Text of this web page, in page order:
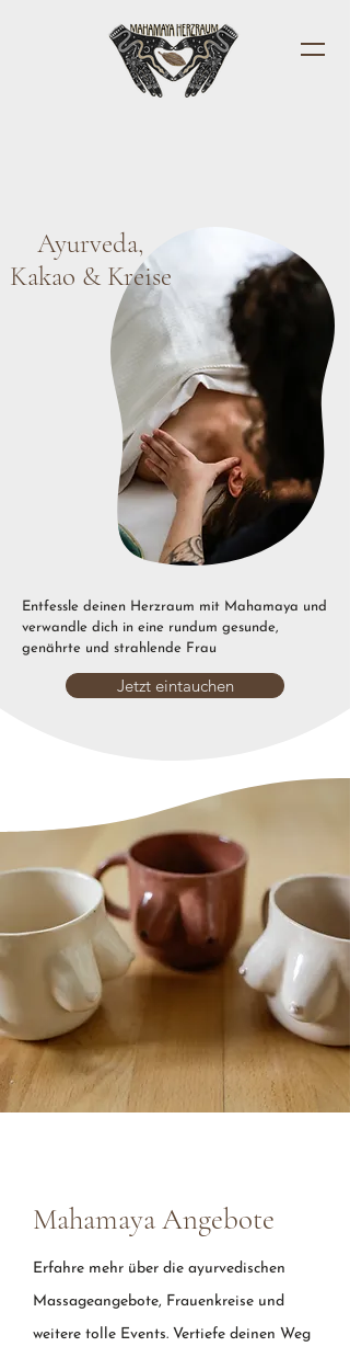
Ayurveda,
Kakao & Kreise
Entfessle deinen Herzraum mit Mahamaya und
verwandle dich in eine rundum gesunde,
genährte und strahlende Frau
Jetzt eintauchen
Mahamaya Angebote
Erfahre mehr über die ayurvedischen
Massageangebote, Frauenkreise und
weitere tolle Events. Vertiefe deinen Weg